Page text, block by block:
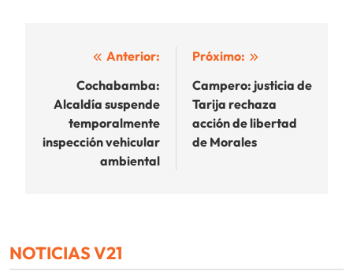
Navegación
entradas
Anterior:
Cochabamba:
Alcaldía suspende
temporalmente
inspección vehicular
ambiental
Próximo:
Campero: justicia de
Tarija rechaza
acción de libertad
de Morales
NOTICIAS V21